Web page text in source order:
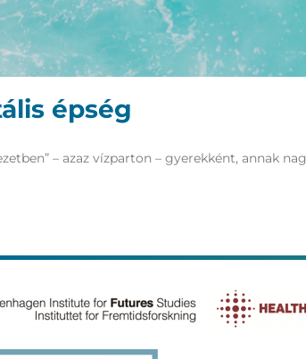
épség
– azaz vízparton – gyerekként, annak